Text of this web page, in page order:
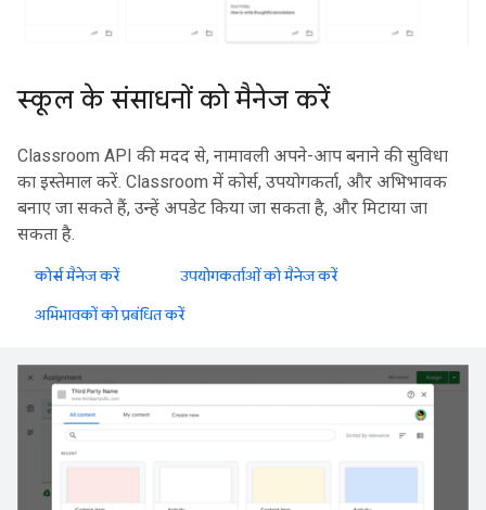
स्कूल के संसाधनों को मैनेज करें
Classroom API की मदद से, नामावली अपने-आप बनाने की सुविधा
का इस्तेमाल करें. Classroom में कोर्स, उपयोगकर्ता, और अभिभावक
बनाए जा सकते हैं, उन्हें अपडेट किया जा सकता है, और मिटाया जा
सकता है.
कोर्स मैनेज करें
उपयोगकर्ताओं को मैनेज करें
अभिभावकों को प्रबंधित करें